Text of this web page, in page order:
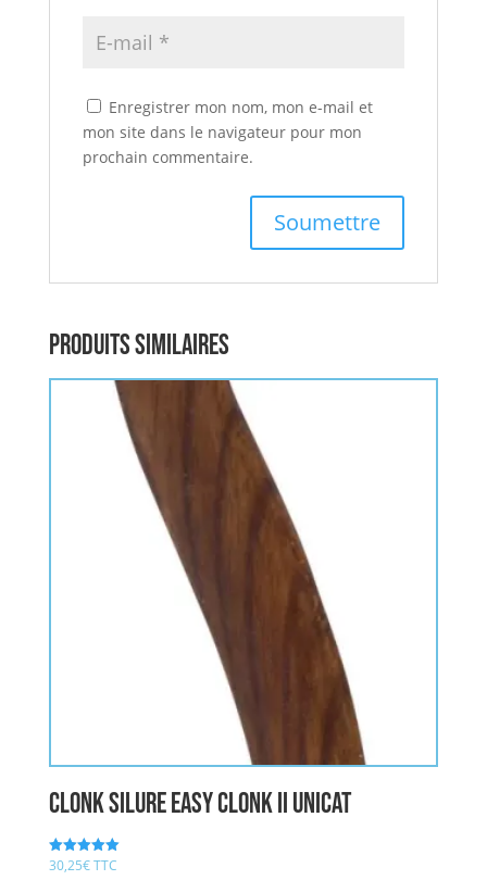
Enregistrer mon nom, mon e-mail et
mon site dans le navigateur pour mon
prochain commentaire.
Produits similaires
CLONK Silure Easy clonk II UNICAT
Note
30,25€TTC